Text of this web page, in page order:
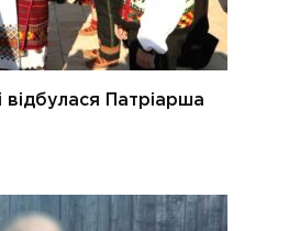
відбулася Патріарша